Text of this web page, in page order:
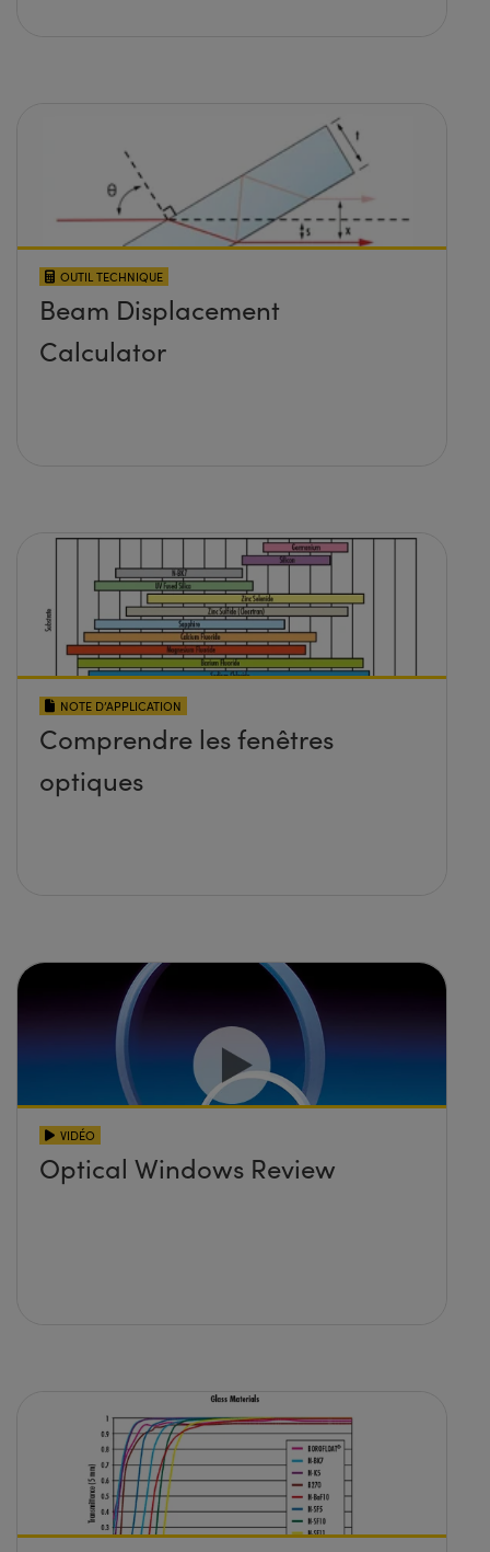
OUTIL TECHNIQUE
Beam Displacement
Calculator
NOTE D’APPLICATION
Comprendre les fenêtres
optiques
VIDÉO
Optical Windows Review